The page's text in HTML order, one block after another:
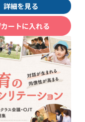
詳細を見る
カートに入れる